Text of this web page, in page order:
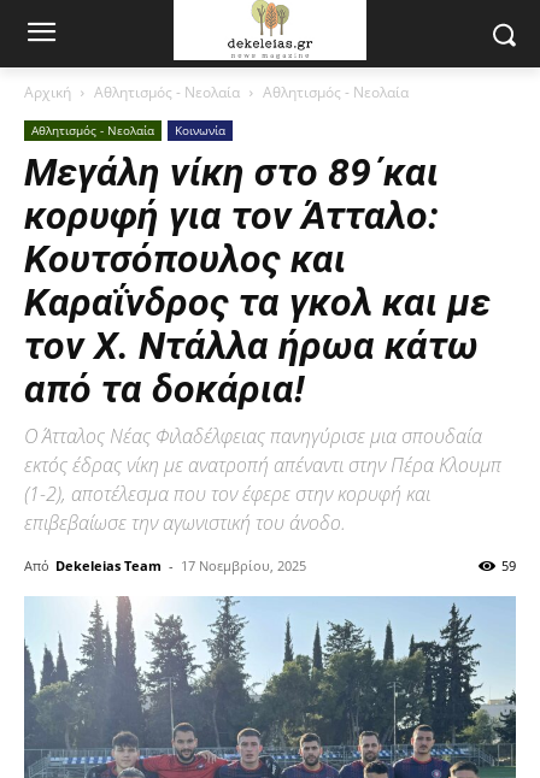
Αρχική Αθλητισμός - Νεολαία Αθλητισμός - Νεολαία
Αθλητισμός - Νεολαία Κοινωνία
Μεγάλη νίκη στο 89΄και
κορυφή για τον Άτταλο:
Κουτσόπουλος και
Καραΐνδρος τα γκολ και με
τον Χ. Ντάλλα ήρωα κάτω
από τα δοκάρια!
Ο Άτταλος Νέας Φιλαδέλφειας πανηγύρισε μια σπουδαία
εκτός έδρας νίκη με ανατροπή απέναντι στην Πέρα Κλουμπ
(1-2), αποτέλεσμα που τον έφερε στην κορυφή και
επιβεβαίωσε την αγωνιστική του άνοδο.
Από Dekeleias Team - 17 Νοεμβρίου, 2025 59